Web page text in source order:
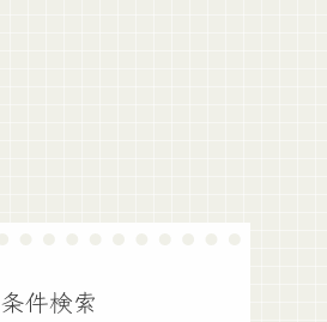
条件検索